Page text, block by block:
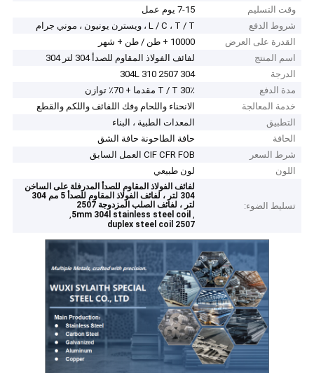
وقت التسليم
7-15 يوم عمل
شروط الدفع
L / C ، T / T ، ويسترن يونيون ، موني جرام
القدرة على العرض
10000 + طن / طن + شهر
اسم المنتج
لفائف الفولاذ المقاوم للصدأ 304 لتر 304
الدرجة
304 304L 310 2507
مدة الدفع
30٪ T / T مقدما + 70٪ توازن
خدمة المعالجة
الانحناء واللحام وفك اللفائف واللكم والقطع
التطبيق
المعدات الطبية ، البناء
الحافة
حافة الطاحونة حافة الشق
شرط السعر
CIF CFR FOB العمل السابق
اللون
لون طبيعي
تسليط الضوء:
لفائف الفولاذ المقاوم للصدأ المدرفلة على الساخن
304 لتر ، لفائف الفولاذ المقاوم للصدأ 5 مم 304
لتر ، لفائف الصلب المزدوجة 2507
,
5mm 304l stainless steel coil
,
2507 duplex steel coil